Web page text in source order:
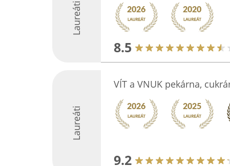
Laureáti
8.5
Laureáti
VÍT a VNUK pekárna,
9.2